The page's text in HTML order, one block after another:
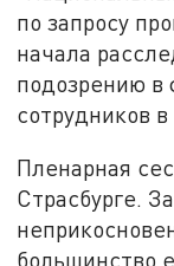
по запросу
начала
подозрению в
сотрудников
Пленарная
Страсбурге.
большинство